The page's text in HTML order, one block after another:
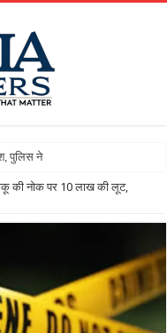
की नोक पर 10 लाख की लूट,